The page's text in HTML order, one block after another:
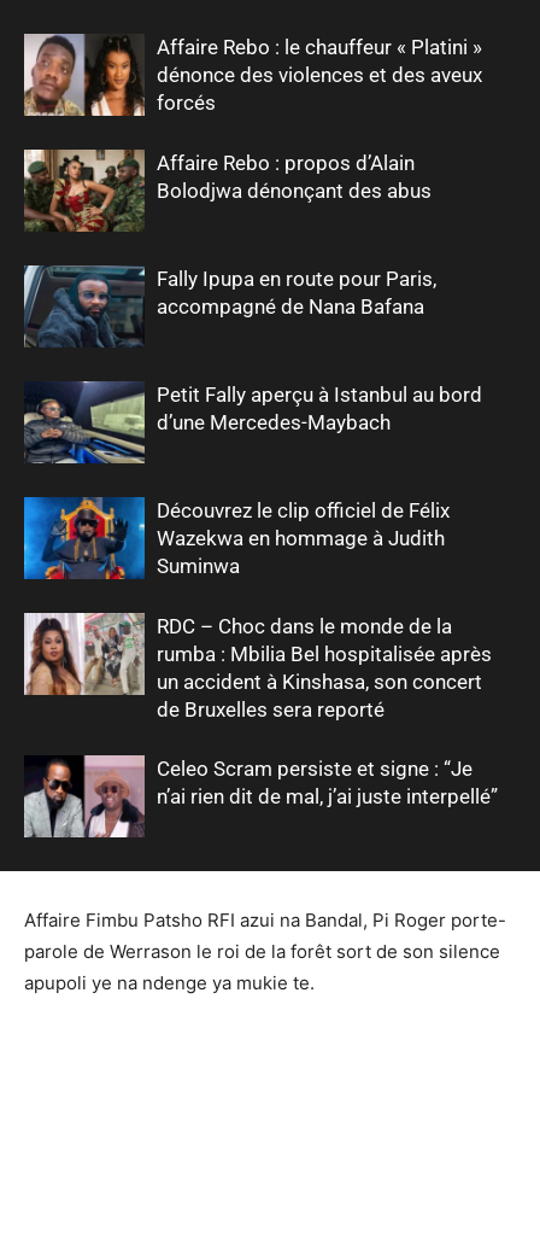
Affaire Rebo : le chauffeur « Platini »
dénonce des violences et des aveux
forcés
Affaire Rebo : propos d’Alain
Bolodjwa dénonçant des abus
Fally Ipupa en route pour Paris,
accompagné de Nana Bafana
Petit Fally aperçu à Istanbul au bord
d’une Mercedes-Maybach
Découvrez le clip officiel de Félix
Wazekwa en hommage à Judith
Suminwa
RDC – Choc dans le monde de la
rumba : Mbilia Bel hospitalisée après
un accident à Kinshasa, son concert
de Bruxelles sera reporté
Celeo Scram persiste et signe : “Je
n’ai rien dit de mal, j’ai juste interpellé”
Affaire Fimbu Patsho RFI azui na Bandal, Pi Roger porte-
parole de Werrason le roi de la forêt sort de son silence
apupoli ye na ndenge ya mukie te.